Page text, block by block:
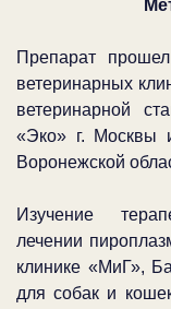
Препарат
ветеринарных
ветеринарной
«Эко» г. Москвы
Воронежской
Изучение
лечении
клинике «МиГ»,
для собак и